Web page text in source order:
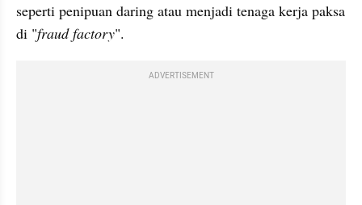
seperti penipuan daring atau menjadi tenaga kerja paksa
di "fraud factory".
ADVERTISEMENT